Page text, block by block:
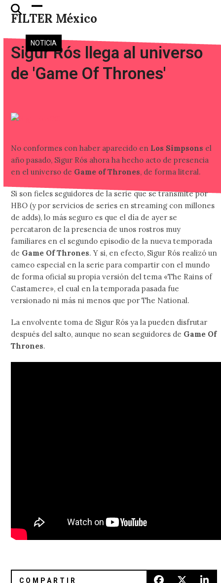
Skip
FILTER México
Open
mobile
menu
Close
mobile
menu
NOTICIA
Sigur Rós llega al universo
de 'Game Of Thrones'
No conformes con haber aparecido en Los Simpsons el
año pasado, Sigur Rós ahora ha hecho acto de presencia
en el universo de Game of Thrones, de forma literal.
Si son fieles seguidores de la serie que se transmite por
HBO (y por servicios de series en streaming con millones
de adds), lo más seguro es que el día de ayer se
percataron de la presencia de unos rostros muy
familiares en el segundo episodio de la nueva temporada
de Game Of Thrones. Y si, en efecto, Sigur Rós realizó un
cameo especial en la serie para compartir con el mundo
de forma oficial su propia versión del tema «The Rains of
Castamere», el cual en la temporada pasada fue
versionado ni más ni menos que por The National.
La envolvente toma de Sigur Rós ya la pueden disfrutar
después del salto, aunque no sean seguidores de Game Of
Thrones.